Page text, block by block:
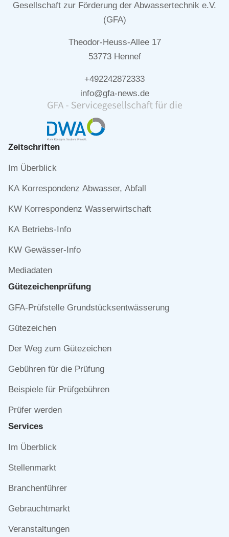
Gesellschaft zur Förderung der Abwassertechnik e.V.
(GFA)
Theodor-Heuss-Allee 17
53773 Hennef
+492242872333
info@gfa-news.de
Zeitschriften
Navigation
Im Überblick
KA Korrespondenz Abwasser, Abfall
KW Korrespondenz Wasserwirtschaft
KA Betriebs-Info
KW Gewässer-Info
Mediadaten
Gütezeichen­prüfung
Navigation
GFA-Prüfstelle Grundstücksentwässerung
Gütezeichen
Der Weg zum Gütezeichen
Gebühren für die Prüfung
Beispiele für Prüfgebühren
Prüfer werden
Services
Navigation
Im Überblick
Stellenmarkt
Branchenführer
Gebrauchtmarkt
Veranstaltungen